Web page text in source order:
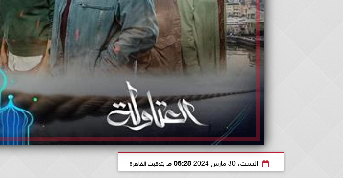
السبت، 30 مارس 2024 05:28 مـ بتوقيت القاهرة